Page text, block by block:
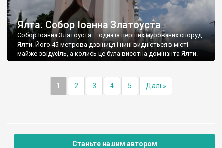
Ялта. Собор Іоанна Златоуста
Собор Іоанна Златоуста – одна із перших мурованих споруд
Ялти. Його 45-метрова дзвіниця і нині видніється в місті
майже звідусіль, а колись це була висотна домінанта Ялти.
1 2 3 4 5 Далі »
Станьте нашим автором